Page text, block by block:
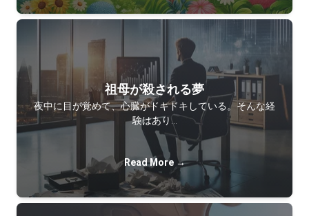
祖母が殺される夢
夜中に目が覚めて、心臓がドキドキしている。そんな経
験はあり…
Read More →